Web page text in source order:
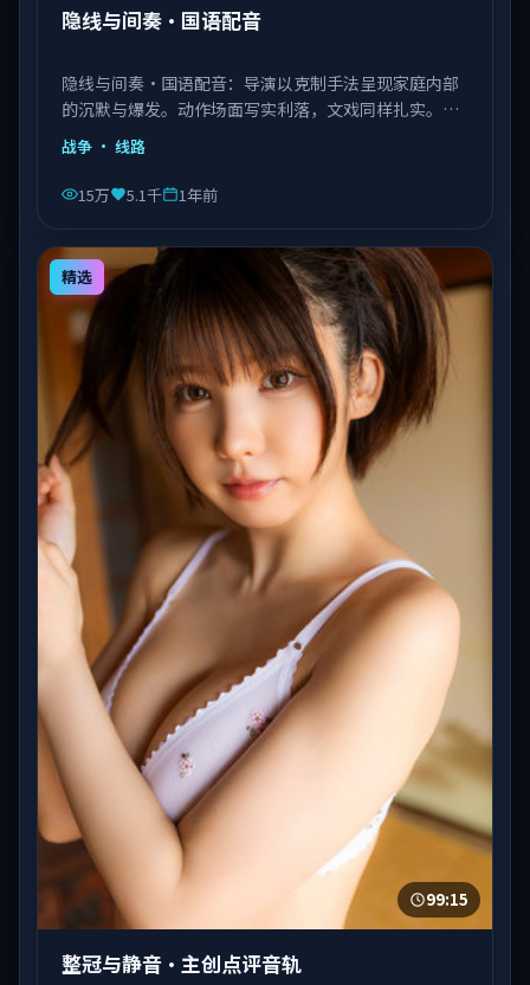
隐线与间奏·国语配音
隐线与间奏·国语配音：导演以克制手法呈现家庭内部
的沉默与爆发。动作场面写实利落，文戏同样扎实。由
李安执导，王景春、艾伦、赵丽颖等主演，中国大陆出
品，类型为战争。
战争 · 线路
15万 5.1千 1年前
精选
99:15
整冠与静音·主创点评音轨